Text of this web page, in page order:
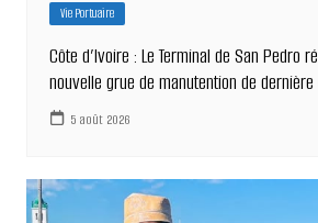
Vie Portuaire
Côte d’Ivoire : Le Terminal de San Pedro
nouvelle grue de manutention de
5 août 2026